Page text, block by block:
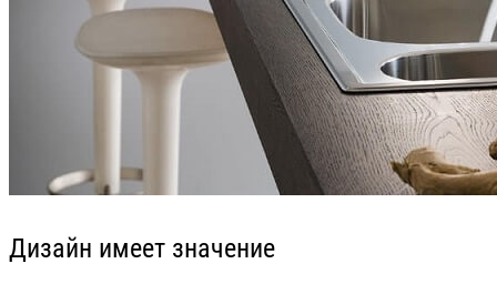
Дизайн имеет значение